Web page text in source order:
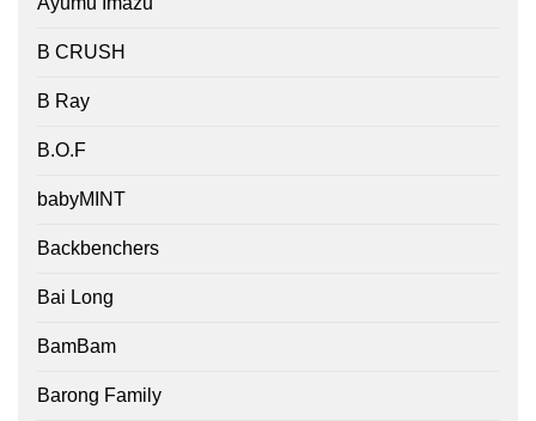
B CRUSH
B Ray
B.O.F
babyMINT
Backbenchers
Bai Long
BamBam
Barong Family